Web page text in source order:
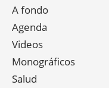
A fondo
Agenda
Videos
Monográficos
Salud